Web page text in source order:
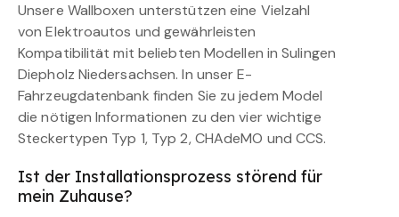
Unsere Wallboxen unterstützen eine Vielzahl
von Elektroautos und gewährleisten
Kompatibilität mit beliebten Modellen in Sulingen
Diepholz Niedersachsen. In unser E-
Fahrzeugdatenbank finden Sie zu jedem Model
die nötigen Informationen zu den vier wichtige
Steckertypen Typ 1, Typ 2, CHAdeMO und CCS.
Ist der Installationsprozess störend für
mein Zuhause?